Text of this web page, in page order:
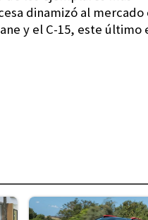
dinamizó al mercado
y el C-15, este último